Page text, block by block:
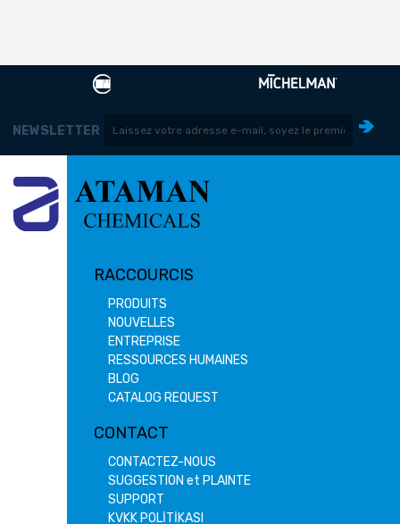
NEWSLETTER
RACCOURCIS
PRODUITS
NOUVELLES
ENTREPRISE
RESSOURCES HUMAINES
BLOG
CATALOG REQUEST
CONTACT
CONTACTEZ-NOUS
SUGGESTION et PLAINTE
SUPPORT
KVKK POLİTİKASI